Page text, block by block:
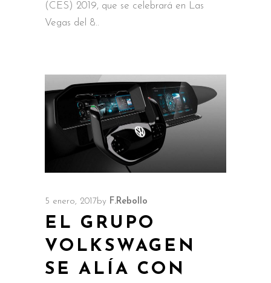
(CES) 2019, que se celebrará en Las
Vegas del 8
5 enero, 2017by F.Rebollo
EL GRUPO
VOLKSWAGEN
SE ALÍA CON